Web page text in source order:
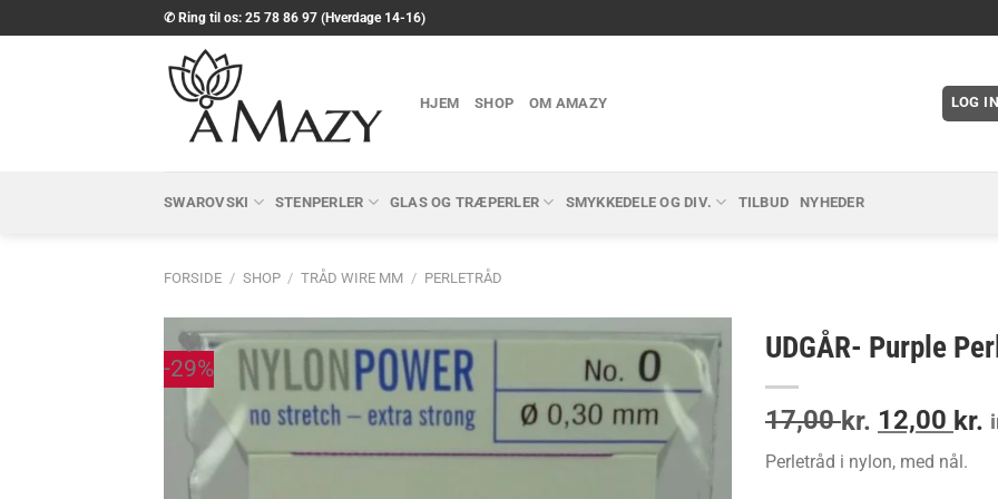
til
✆ Ring til os: 25 78 86 97 (Hverdage 14-16)
HJEM SHOP OM AMAZY LOG
SWAROVSKI STENPERLER GLAS OG TRÆPERLER SMYKKEDELE OG DIV. TILBUD NYHEDER
FORSIDE / SHOP / TRÅD WIRE MM / PERLETRÅD
-29%
UDGÅR- Purple
17,00kr. Den
oprindelige
pris
12,00 kr.
Perletråd i nylon, med nål.